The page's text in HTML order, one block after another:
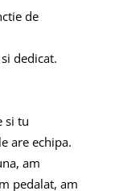
de
dedicat.
si tu
are echipa.
am
pedalat, am